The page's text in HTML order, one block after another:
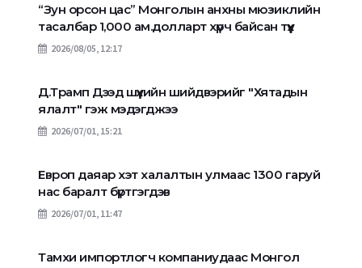
“Зун орсон цас” Монголын анхны мюзиклийн
тасалбар 1,000 ам.долларт хүрч байсан түүх
2026/08/05, 12:17
Д.Трамп Дээд шүүхийн шийдвэрийг "Хятадын
ялалт" гэж мэдэгджээ
2026/07/01, 15:21
Европ даяар хэт халалтын улмаас 1300 гаруй
нас баралт бүртгэгдэв
2026/07/01, 11:47
Тамхи импортлогч компаниудаас Монгол